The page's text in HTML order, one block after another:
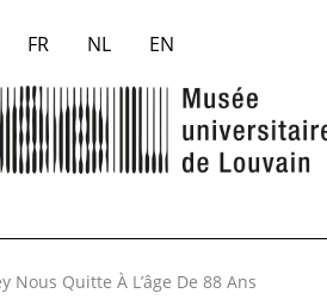
FR NL EN
Nous Quitte À L’âge De 88 Ans